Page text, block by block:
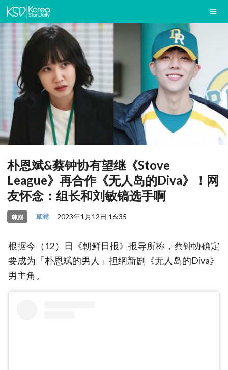
朴恩斌&蔡钟协有望继《Stove
League》再合作《无人岛的Diva》！网
友怀念：组长和刘敏镐选手啊
韩剧 草莓 2023年1月12日 16:35
根据今（12）日《朝鲜日报》报导所称，蔡钟协确定
要成为「朴恩斌的男人」担纲新剧《无人岛的Diva》
男主角。